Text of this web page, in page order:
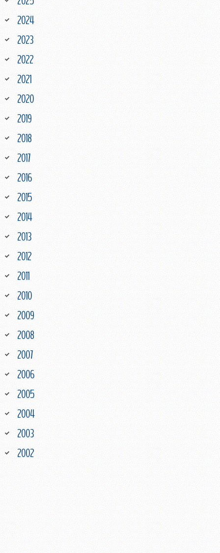
2024
2023
2022
2021
2020
2019
2018
2017
2016
2015
2014
2013
2012
2011
2010
2009
2008
2007
2006
2005
2004
2003
2002